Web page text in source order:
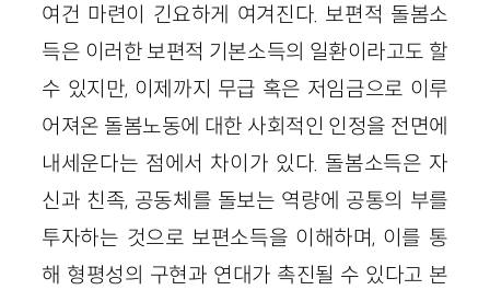
여건 마련이 긴요하게 여겨진다. 보편적 돌봄소
득은 이러한 보편적 기본소득의 일환이라고도 할
수 있지만, 이제까지 무급 혹은 저임금으로 이루
어져온 돌봄노동에 대한 사회적인 인정을 전면에
내세운다는 점에서 차이가 있다. 돌봄소득은 자
신과 친족, 공동체를 돌보는 역량에 공통의 부를
투자하는 것으로 보편소득을 이해하며, 이를 통
해 형평성의 구현과 연대가 촉진될 수 있다고 본